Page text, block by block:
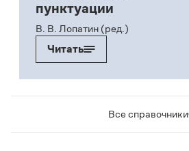
пунктуации
В. В. Лопатин (ред.)
Читать
Все справочники